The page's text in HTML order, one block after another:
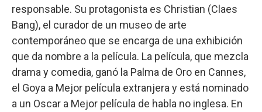
responsable. Su protagonista es Christian (Claes
Bang), el curador de un museo de arte
contemporáneo que se encarga de una exhibición
que da nombre a la película. La película, que mezcla
drama y comedia, ganó la Palma de Oro en Cannes,
el Goya a Mejor película extranjera y está nominado
a un Oscar a Mejor película de habla no inglesa. En